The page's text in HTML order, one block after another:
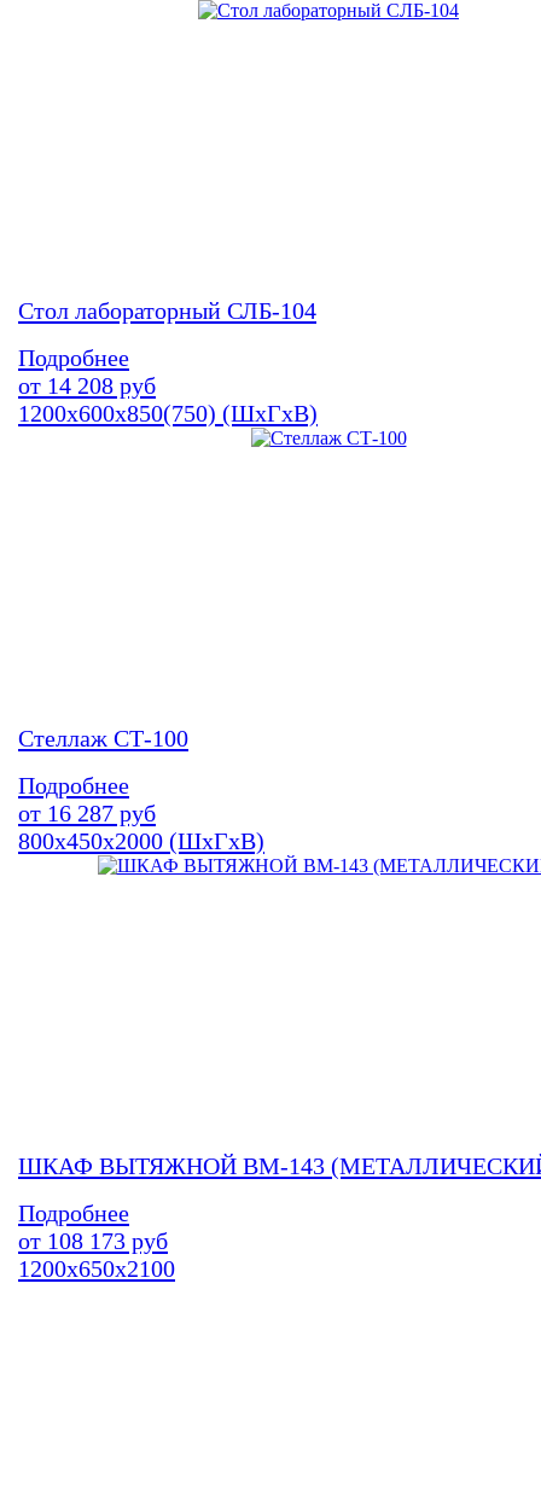
Стол лабораторный СЛБ-104
Подробнее
от 14 208 руб
1200х600х850(750) (ШхГхВ)
Стеллаж СТ-100
Подробнее
от 16 287 руб
800х450х2000 (ШхГхВ)
ШКАФ ВЫТЯЖНОЙ ВМ-143
Подробнее
от 108 173 руб
1200х650х2100